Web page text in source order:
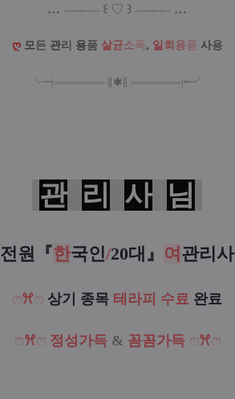
… --------- ꒰ ♡ ꒱ --------- …
ღ 모 든 관리 용품 살균소독, 일 회 용품 사용
╰╼|═══════ ✱ ═══════|╾╯
관 리 사 님
전원 『한국인/20대 』 여 관리사
ෆꕮෆ 상기 종목 테라피 수료 완료
ෆꕮෆ 정성가득 & 꼼꼼가득 ෆꕮෆ